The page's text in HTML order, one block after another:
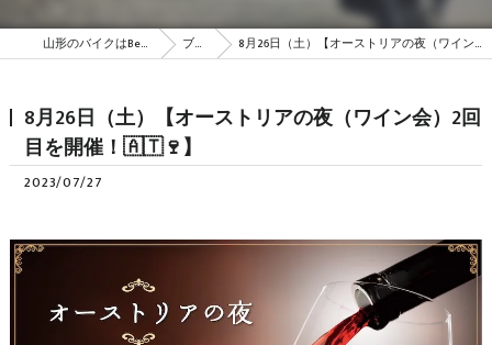
山形のバイクはBeSTAR株式会社 ブログ 8月26日（土）【オーストリアの夜（ワイン会）2回目を開催！🇦🇹🍷】
8月26日（土）【オーストリアの夜（ワイン会）2回
目を開催！🇦🇹🍷】
2023/07/27